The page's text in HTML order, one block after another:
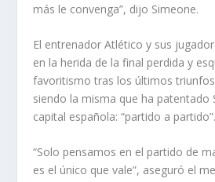
más le convenga”, dijo Simeone.
El entrenador Atlético y sus
en la herida de la final perdida y
favoritismo tras los últimos
siendo la misma que ha patentado
capital española: “partido a partido”.
“Solo pensamos en el partido de
es el único que vale”, aseguró el